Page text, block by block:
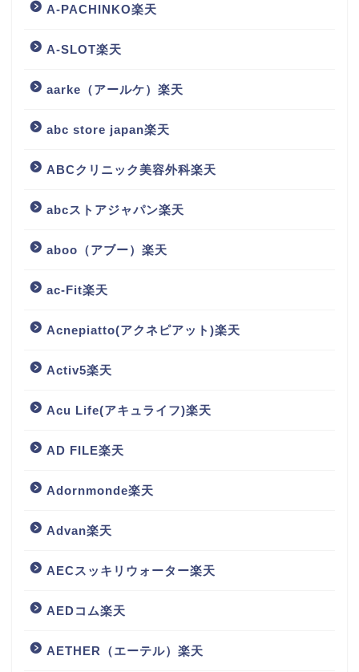
A-PACHINKO楽天
A-SLOT楽天
aarke（アールケ）楽天
abc store japan楽天
ABCクリニック美容外科楽天
abcストアジャパン楽天
aboo（アブー）楽天
ac-Fit楽天
Acnepiatto(アクネピアット)楽天
Activ5楽天
Acu Life(アキュライフ)楽天
AD FILE楽天
Adornmonde楽天
Advan楽天
AECスッキリウォーター楽天
AEDコム楽天
AETHER（エーテル）楽天